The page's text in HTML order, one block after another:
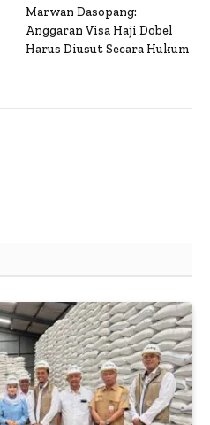
Marwan Dasopang:
Anggaran Visa Haji Dobel
Harus Diusut Secara Hukum